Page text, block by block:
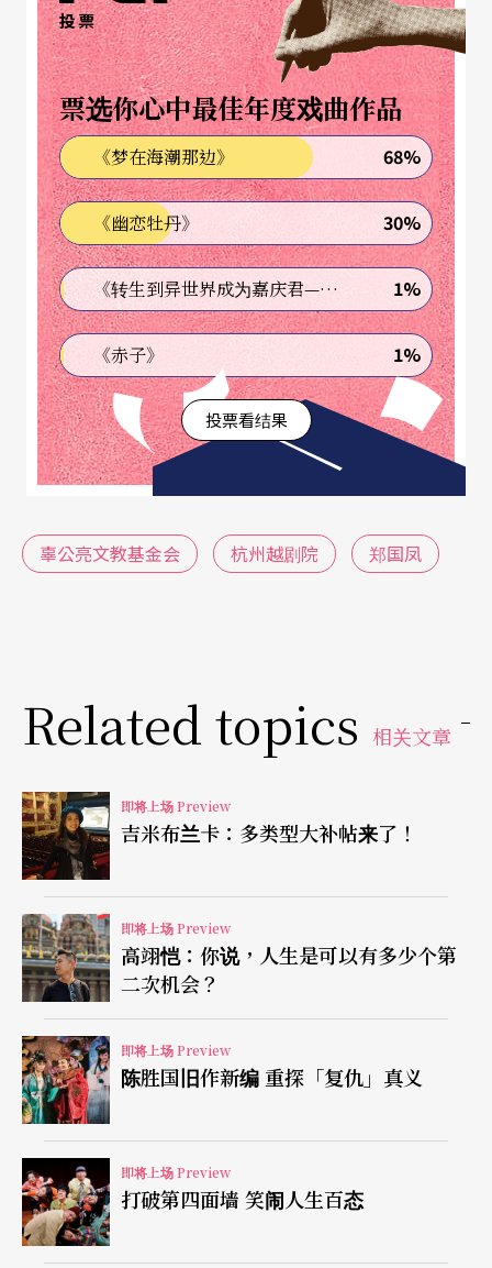
悲剧为主线，刻画贾家兴衰枯荣；《一缕麻》则是
少女嫁傻子，少爷娶病人，「呆小生」真心不变照
顾病妻，传统婚姻仍悲剧收场。《西厢记》描述书
生张珙与相国女崔莺莺二人隔墙暗吐爱意，张生相
思成疾，莺莺夜奔慰张生，张生上京赶考，两人依
依惜别；《孟丽君》讲述孟丽君女扮男妆，官拜丞
相，上演性别错置的君臣「暧」情；《新狮吼记》
描述书生陈季常与悍妻之间打是情、骂是爱的两性
平权之道。
六朵梅花舞台绽放
六位梅花奖得主：郑国凤、徐铭、陈雪萍、谢群
件、韵味最接近越剧小生流派宗师徐玉兰，被喻为
昆曲丰富表演内涵，曾在赖声川的《暗恋桃花源》
出饰袁老板。同样师承范派的陈雪萍，在《新狮吼
书生。
谢群英是金（彩凤）派花旦传人，金派特别著重声
音的亮度与力度，有「金嗓子」之称。谢群英则因
为有京剧基础，以真假声交互运腔，在演唱上又别
具一格，戏路多变，有「百变女王」的封号。生旦
兼擅的的李敏，传承尹（桂芳）派艺术。王（文
娟）派花旦单仰萍因扮相「两弯似蹙非蹙罥烟眉，
一双似喜非喜含情目」，俨然书中走出的人，台上
别具一股清丽灵气，被视为当代最佳林黛玉。
投票
票选你心中最佳年度戏曲作品
《梦在海潮那边》 68%
《幽恋牡丹》 30%
《转生到异世界成为嘉庆君—发现我的祖先是诈骗集团!?》 1%
《赤子》 1%
投票看结果
辜公亮文教基金会 杭州越剧院 郑国凤
Related topics 相关文章
即将上场 Preview
吉米布兰卡：多类型大补帖来了！
即将上场 Preview
高翊恺：你说，人生是可以有多少个第
二次机会？
即将上场 Preview
陈胜国旧作新编 重探「复仇」真义
即将上场 Preview
打破第四面墙 笑闹人生百态